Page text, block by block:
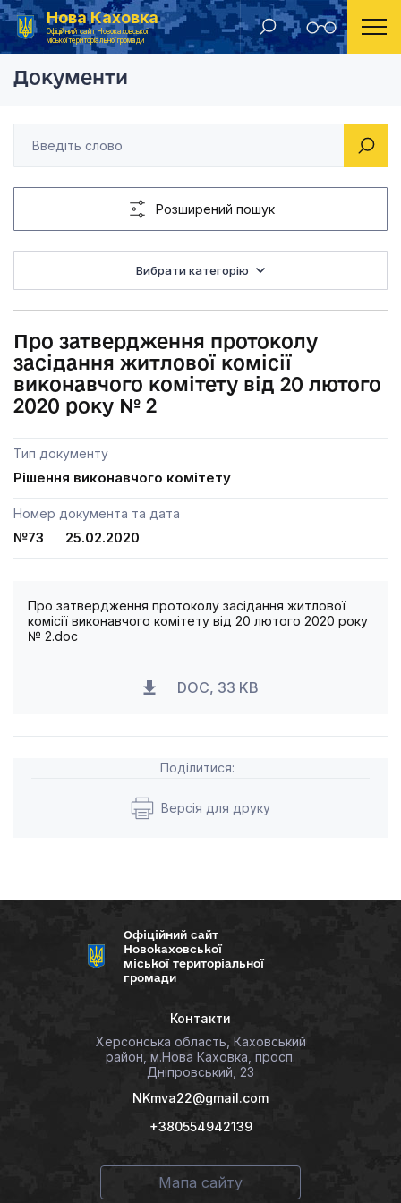
Нова Каховка
Офіційний сайт Новокаховської
міської територіальної громади
Головна Рішення виконавчого комітету Новокаховської міської ради 2020 року Про затвердження
Документи
Розширений пошук
Вибрати категорію
Про затвердження протоколу
засідання житлової комісії
виконавчого комітету від 20 лютого
2020 року № 2
Тип документу
Рішення виконавчого комітету
Номер документа та дата
№73 25.02.2020
Про затвердження протоколу засідання житлової
комісії виконавчого комітету від 20 лютого 2020 року
№ 2.doc
DOC, 33 KB
Поділитися:
Версія для друку
Офіційний сайт
Новокаховської
міської територіальної
громади
Контакти
Херсонська область, Каховський
район, м.Нова Каховка, просп.
Дніпровський, 23
NKmva22@gmail.com
+380554942139
Мапа сайту